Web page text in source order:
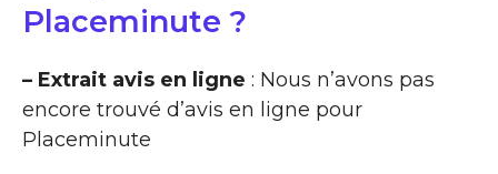
Placeminute ?
– Extrait avis en ligne : Nous n’avons pas
encore trouvé d’avis en ligne pour
Placeminute